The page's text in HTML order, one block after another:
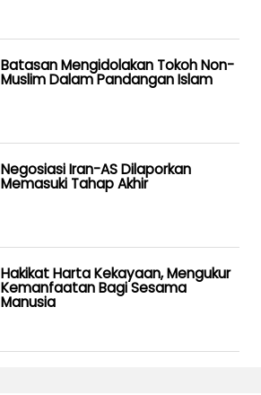
Batasan Mengidolakan Tokoh Non-
Muslim Dalam Pandangan Islam
Negosiasi Iran-AS Dilaporkan
Memasuki Tahap Akhir
Hakikat Harta Kekayaan, Mengukur
Kemanfaatan Bagi Sesama
Manusia